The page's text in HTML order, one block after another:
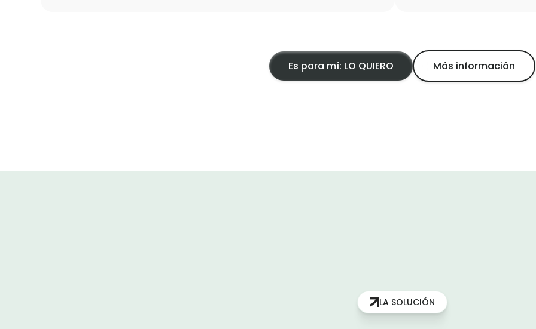
Es para mí: LO QUIERO Más información
LA SOLUCIÓN